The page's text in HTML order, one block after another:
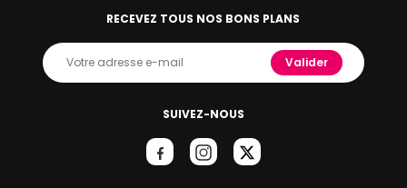
SUIVEZ-NOUS
RECEVEZ TOUS NOS BONS PLANS
Valider